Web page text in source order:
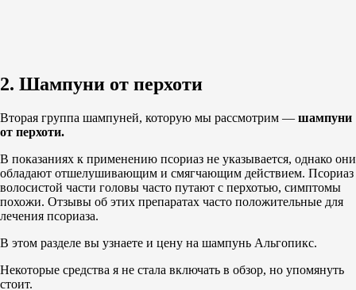
2. Шампуни от перхоти
Вторая группа шампуней, которую мы рассмотрим — шампуни
от перхоти.
В показаниях к применению псориаз не указывается, однако они
обладают отшелушивающим и смягчающим действием. Псориаз
волосистой части головы часто путают с перхотью, симптомы
похожи. Отзывы об этих препаратах часто положительные для
лечения псориаза.
В этом разделе вы узнаете и цену на шампунь Альгопикс.
Некоторые средства я не стала включать в обзор, но упомянуть
стоит.